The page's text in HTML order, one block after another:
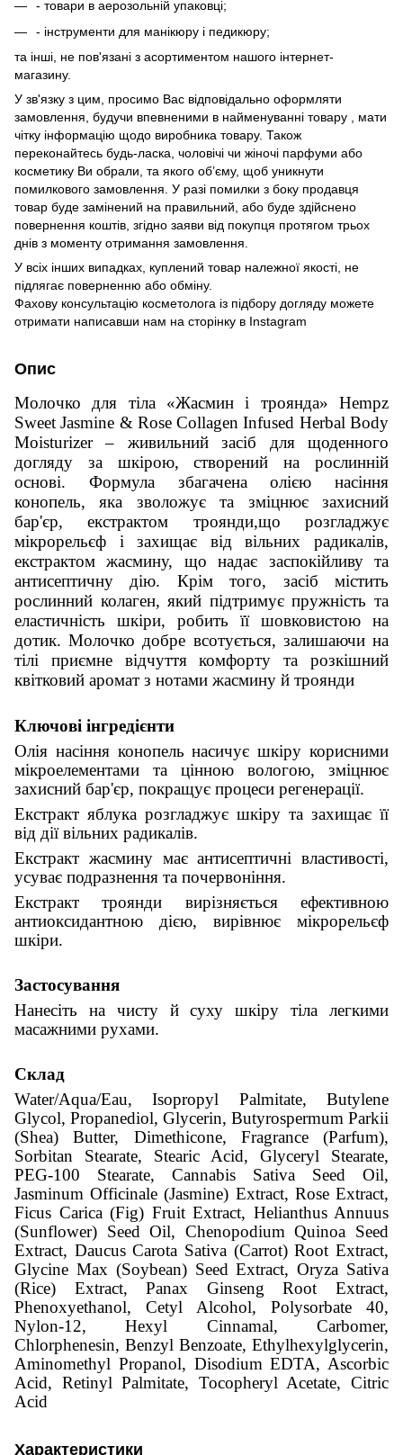
- товари в аерозольній упаковці;
- інструменти для манікюру і педикюру;
та інші, не пов'язані з асортиментом нашого інтернет-
магазину.
У зв'язку з цим, просимо Вас відповідально оформляти
замовлення, будучи впевненими в найменуванні товару , мати
чітку інформацію щодо виробника товару. Також
переконайтесь будь-ласка, чоловічі чи жіночі парфуми або
косметику Ви обрали, та якого об’єму, щоб уникнути
помилкового замовлення. У разі помилки з боку продавця
товар буде замінений на правильний, або буде здійснено
повернення коштів, згідно заяви від покупця протягом трьох
днів з моменту отримання замовлення.
У всіх інших випадках, куплений товар належної якості, не
підлягає поверненню або обміну.
Фахову консультацію косметолога із підбору догляду можете
отримати написавши нам на сторінку в Instagram
Опис
Молочко для тіла «Жасмин і троянда» Hempz
Sweet Jasmine & Rose Collagen Infused Herbal Body
Moisturizer – живильний засіб для щоденного
догляду за шкірою, створений на рослинній
основі. Формула збагачена олією насіння
конопель, яка зволожує та зміцнює захисний
бар'єр, екстрактом троянди,що розгладжує
мікрорельєф і захищає від вільних радикалів,
екстрактом жасмину, що надає заспокійливу та
антисептичну дію. Крім того, засіб містить
рослинний колаген, який підтримує пружність та
еластичність шкіри, робить її шовковистою на
дотик. Молочко добре всотується, залишаючи на
тілі приємне відчуття комфорту та розкішний
квітковий аромат з нотами жасмину й троянди
Ключові інгредієнти
Олія насіння конопель насичує шкіру корисними
мікроелементами та цінною вологою, зміцнює
захисний бар'єр, покращує процеси регенерації.
Екстракт яблука розгладжує шкіру та захищає її
від дії вільних радикалів.
Екстракт жасмину має антисептичні властивості,
усуває подразнення та почервоніння.
Екстракт троянди вирізняється ефективною
антиоксидантною дією, вирівнює мікрорельєф
шкіри.
Застосування
Нанесіть на чисту й суху шкіру тіла легкими
масажними рухами.
Склад
Water/Aqua/Eau, Isopropyl Palmitate, Butylene
Glycol, Propanediol, Glycerin, Butyrospermum Parkii
(Shea) Butter, Dimethicone, Fragrance (Parfum),
Sorbitan Stearate, Stearic Acid, Glyceryl Stearate,
PEG-100 Stearate, Cannabis Sativa Seed Oil,
Jasminum Officinale (Jasmine) Extract, Rose Extract,
Ficus Carica (Fig) Fruit Extract, Helianthus Annuus
(Sunflower) Seed Oil, Chenopodium Quinoa Seed
Extract, Daucus Carota Sativa (Carrot) Root Extract,
Glycine Max (Soybean) Seed Extract, Oryza Sativa
(Rice) Extract, Panax Ginseng Root Extract,
Phenoxyethanol, Cetyl Alcohol, Polysorbate 40,
Nylon-12, Hexyl Cinnamal, Carbomer,
Chlorphenesin, Benzyl Benzoate, Ethylhexylglycerin,
Aminomethyl Propanol, Disodium EDTA, Ascorbic
Acid, Retinyl Palmitate, Tocopheryl Acetate, Citric
Acid
Характеристики